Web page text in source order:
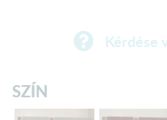
Kérdése
SZÍN